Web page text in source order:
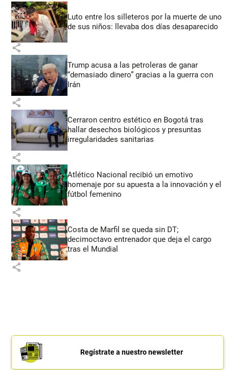
Luto entre los silleteros por la muerte de uno
de sus niños: llevaba dos días desaparecido
share
Trump acusa a las petroleras de ganar
“demasiado dinero” gracias a la guerra con
Irán
share
Cerraron centro estético en Bogotá tras
hallar desechos biológicos y presuntas
irregularidades sanitarias
share
Atlético Nacional recibió un emotivo
homenaje por su apuesta a la innovación y el
fútbol femenino
share
Costa de Marfil se queda sin DT;
decimoctavo entrenador que deja el cargo
tras el Mundial
share
Regístrate a nuestro newsletter